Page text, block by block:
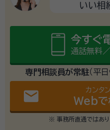
いい相
今すぐ
通話無料
専門相談員が常駐（平
email カンタ
Webで
※ 事務所直通ではあり